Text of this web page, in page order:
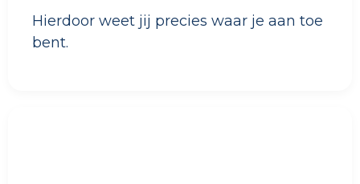
Hierdoor weet jij precies waar je aan toe
bent.